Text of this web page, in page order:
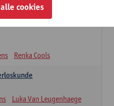
van kwaliteitszorg en
Renka Cools
Luka Van Leugenhaege
cookies